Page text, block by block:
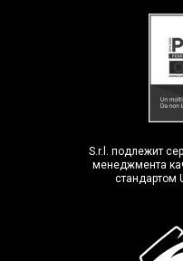
S.r.l. подлежит
менеджмента
стандартом